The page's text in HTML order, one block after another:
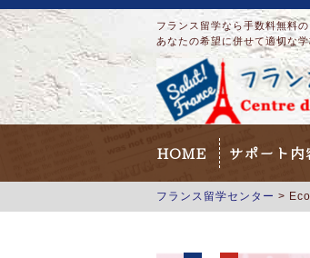
フランス留学なら手数料無料
あなたの希望に併せて適切な
HOME サポート内
フランス留学センター >